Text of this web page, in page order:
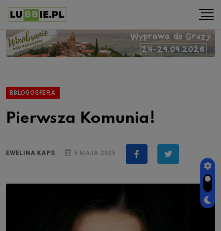
BBLOGOSFERA
Pierwsza Komunia!
EWELINA KAPS 5 MAJA 2025